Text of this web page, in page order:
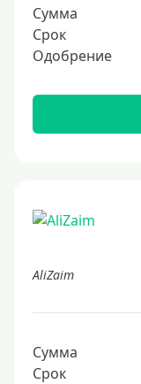
Сумма
Срок
Одобрение
AliZaim
Сумма
Срок